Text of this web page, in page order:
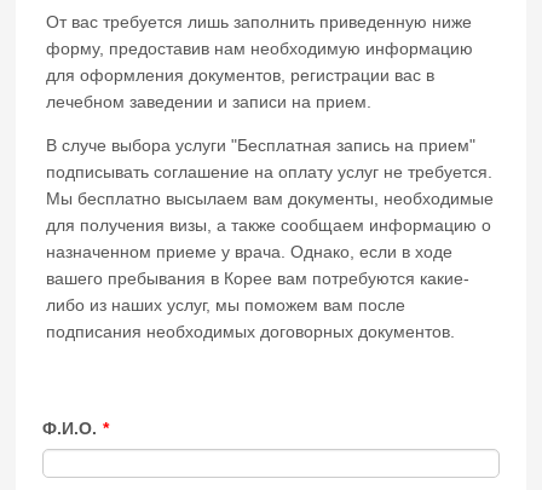
От вас требуется лишь заполнить приведенную ниже
форму, предоставив нам необходимую информацию
для оформления документов, регистрации вас в
лечебном заведении и записи на прием.
В случе выбора услуги "Бесплатная запись на прием"
подписывать соглашение на оплату услуг не требуется.
Мы бесплатно высылаем вам документы, необходимые
для получения визы, а также сообщаем информацию о
назначенном приеме у врача. Однако, если в ходе
вашего пребывания в Корее вам потребуются какие-
либо из наших услуг, мы поможем вам после
подписания необходимых договорных документов.
Ф.И.О. *